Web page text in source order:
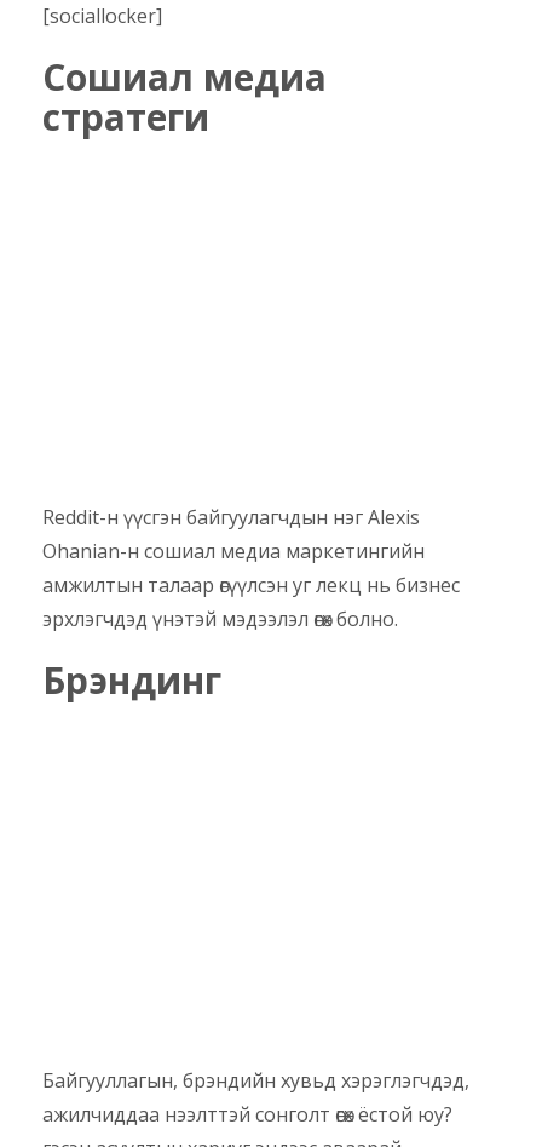
[sociallocker]
Сошиал медиа
стратеги
Reddit-н үүсгэн байгуулагчдын нэг Alexis
Ohanian-н сошиал медиа маркетингийн
амжилтын талаар өгүүлсэн уг лекц нь бизнес
эрхлэгчдэд үнэтэй мэдээлэл өгөх болно.
Брэндинг
Байгууллагын, брэндийн хувьд хэрэглэгчдэд,
ажилчиддаа нээлттэй сонголт өгөх ёстой юу?